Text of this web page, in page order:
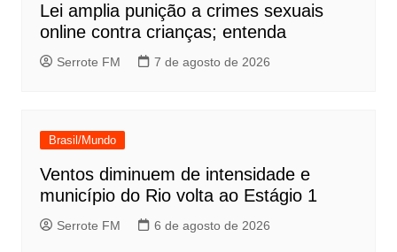
Lei amplia punição a crimes sexuais
online contra crianças; entenda
Serrote FM 7 de agosto de 2026
Brasil/Mundo
Ventos diminuem de intensidade e
município do Rio volta ao Estágio 1
Serrote FM 6 de agosto de 2026